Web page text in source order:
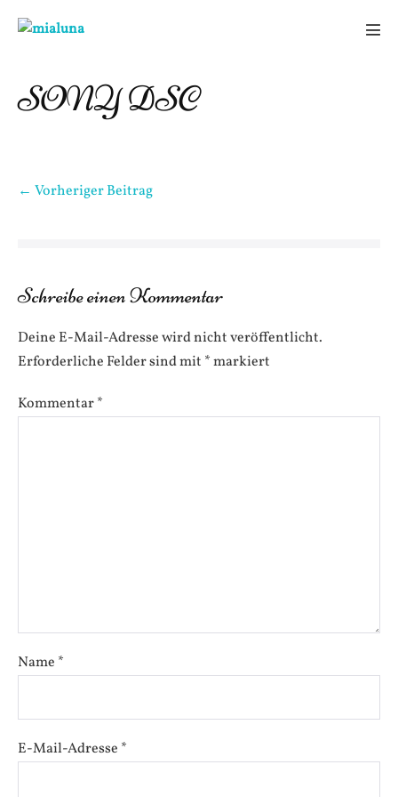
Inhalt
SONY DSC
Beitragsnavigation
← Vorheriger Beitrag
Schreibe einen Kommentar
Deine E-Mail-Adresse wird nicht veröffentlicht.
Erforderliche Felder sind mit *markiert
Kommentar*
Name *
E-Mail-Adresse *